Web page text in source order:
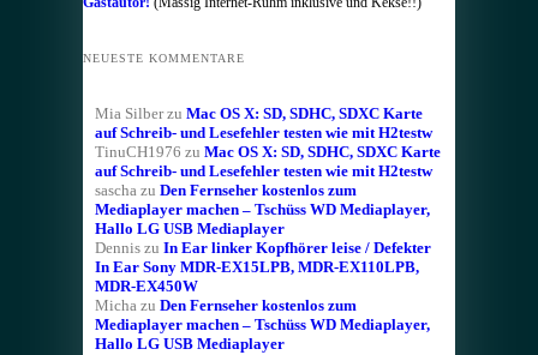
NEUESTE KOMMENTARE
Mia Silberzu Mac OS X: SD, SDHC, SDXC Karte
auf Schreib- und Lesefehler testen wie mit H2testw
TinuCH1976 zu Mac OS X: SD, SDHC, SDXC Karte
auf Schreib- und Lesefehler testen wie mit H2testw
saschazu Den Fernseher kostenlos zum
Mediaplayer machen – Tschüss WD Mediaplayer,
Hallo LG USB Mediaplayer
Denniszu In Ear linker Kopfhörer leise / Defekter
In Ear Sony MDR-EX15LPB, MDR-EX110LPB,
MDR-EX450W
Michazu Den Fernseher kostenlos zum
Mediaplayer machen – Tschüss WD Mediaplayer,
Hallo LG USB Mediaplayer